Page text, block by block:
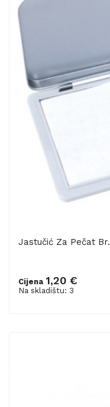
Jastučić Za Pečat
Cijena 1,20 €
Na skladištu: 3
Dodaj u košaricu